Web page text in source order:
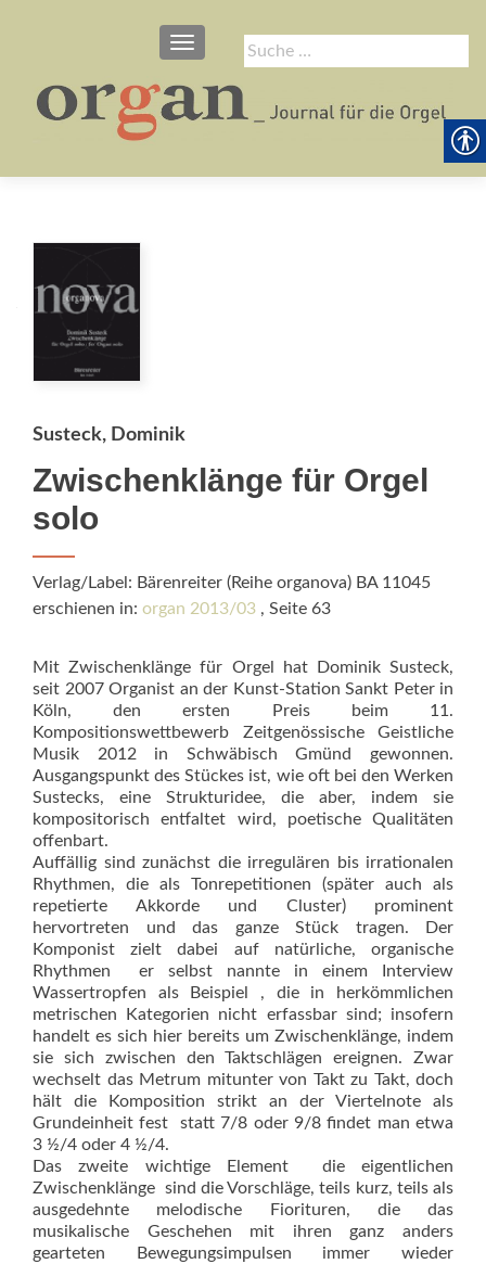
Suche
nach:
SCHALTE NAVIGATION
Susteck, Dominik
Zwischenklänge für Orgel
solo
Verlag/Label: Bärenreiter (Reihe organova) BA 11045
erschienen in: organ 2013/03 , Seite 63
Mit Zwischenklänge für Orgel hat Dominik Susteck,
seit 2007 Organist an der Kunst-Station Sankt Peter in
Köln, den ersten Preis beim 11.
Kompositionswettbewerb Zeitgenössische Geistliche
Musik 2012 in Schwäbisch Gmünd gewonnen.
Ausgangspunkt des Stü­ckes ist, wie oft bei den Werken
Sustecks, eine Strukturidee, die aber, indem sie
kompositorisch entfaltet wird, poetische Qualitäten
offenbart.
Auffällig sind zunächst die irregulären bis irrationalen
Rhythmen, die als Tonrepetitionen (später auch als
repetierte Akkorde und Cluster) prominent
hervortreten und das ganze Stück tragen. Der
Komponist zielt dabei auf natürliche, organische
Rhythmen  er selbst nannte in einem Interview
Wassertropfen als Beispiel , die in herkömmlichen
metrischen Kategorien nicht erfassbar sind; insofern
handelt es sich hier bereits um Zwischenklänge, indem
sie sich zwischen den Taktschlägen ereignen. Zwar
wechselt das Metrum mitunter von Takt zu Takt, doch
hält die Komposition strikt an der Viertelnote als
Grundeinheit fest  statt 7/8 oder 9/8 findet man etwa
3 ½/4 oder 4 ½/4.
Das zweite wichtige Element  die eigentlichen
Zwischenklänge  sind die Vorschläge, teils kurz, teils als
ausgedehnte melodische Fiorituren, die das
musikalische Geschehen mit ihren ganz anders
gearteten Bewegungsimpulsen immer wieder